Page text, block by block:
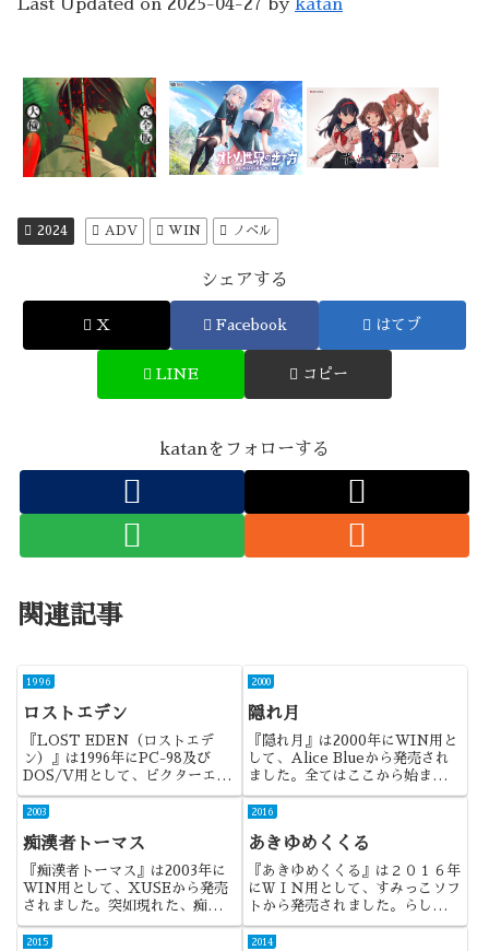
Last Updated on 2025-04-27 by katan
2024 ADV WIN ノベル
シェアする
X Facebook はてブ
LINE コピー
katanをフォローする
関連記事
1996
ロストエデン
『LOST EDEN（ロストエデ
ン）』は1996年にPC-98及び
DOS/V用として、ビクターエン
タテイメントから発売されまし
た。オリジナルの『LOST
VIRGIN Interactive
Entertain...
2000
隠れ月
『隠れ月』は2000年にWIN用と
して、Alice Blueから発売され
ました。全てはここから始まっ
た・・・のかな？
2003
痴漢者トーマス
『痴漢者トーマス』は2003年に
WIN用として、XUSEから発売
されました。突如現れた、痴漢ゲ
2016
あきゆめくくる
『あきゆめくくる』は２０１６年
にＷＩＮ用として、すみっこソフ
トから発売されました。らしさは
勿体ない作品でしたかね。
2015 2014